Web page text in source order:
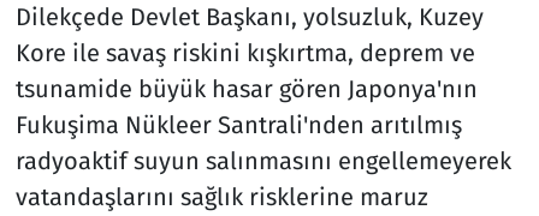
Dilekçede Devlet Başkanı, yolsuzluk, Kuzey
Kore ile savaş riskini kışkırtma, deprem ve
tsunamide büyük hasar gören Japonya'nın
Fukuşima Nükleer Santrali'nden arıtılmış
radyoaktif suyun salınmasını engellemeyerek
vatandaşlarını sağlık risklerine maruz